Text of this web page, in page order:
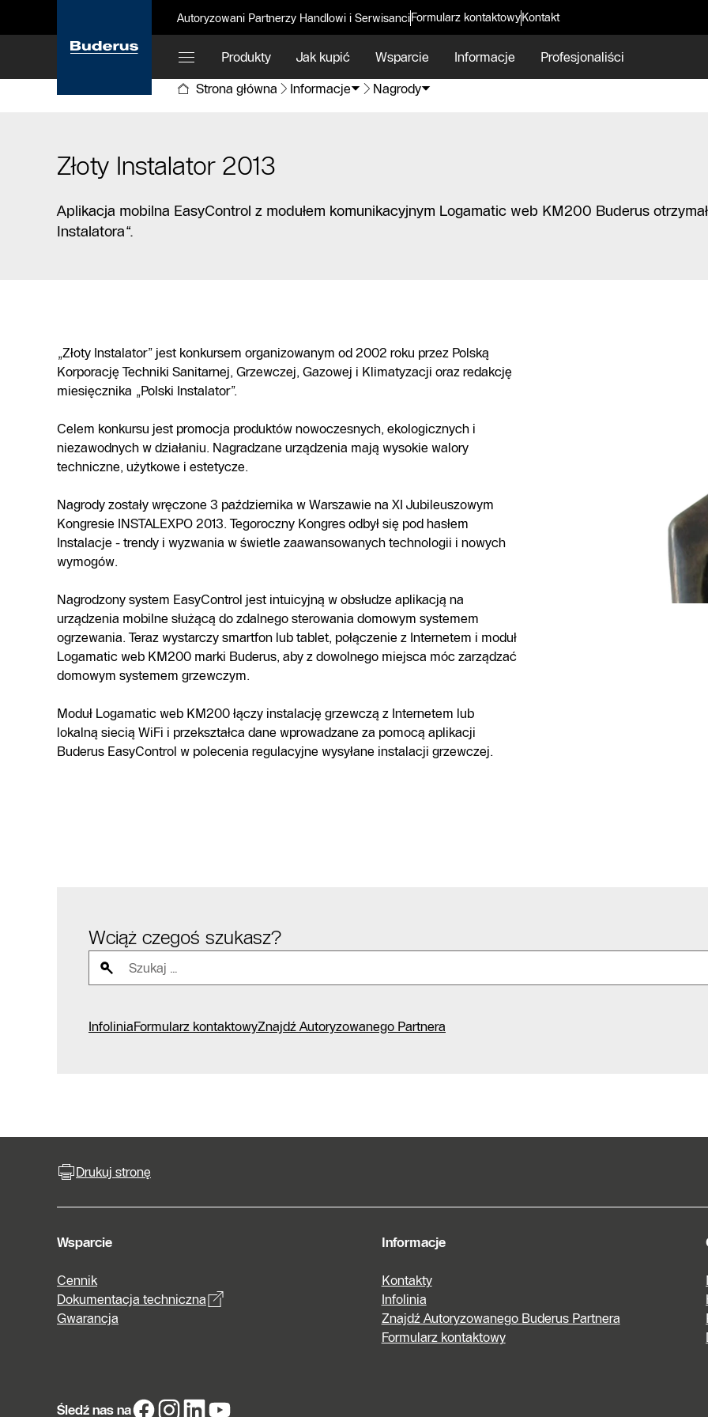
Autoryzowani Partnerzy Handlowi i SerwisanciFormularz kontaktowyKontakt
Produkty Jak kupić Wsparcie Informacje Profesjonaliści
Strona główna
Informacje Nagrody
Złoty Instalator 2013
Aplikacja mobilna EasyControl z modułem komunikacyjnym Logamatic web KM200 Buderus
Instalatora“.
„Złoty Instalator” jest konkursem organizowanym od 2002 roku przez Polską
Korporację Techniki Sanitarnej, Grzewczej, Gazowej i Klimatyzacji oraz redakcję
miesięcznika „Polski Instalator”.
Celem konkursu jest promocja produktów nowoczesnych, ekologicznych i
niezawodnych w działaniu. Nagradzane urządzenia mają wysokie walory
techniczne, użytkowe i estetycze.
Nagrody zostały wręczone 3 października w Warszawie na XI Jubileuszowym
Kongresie INSTALEXPO 2013. Tegoroczny Kongres odbył się pod hasłem
Instalacje - trendy i wyzwania w świetle zaawansowanych technologii i nowych
wymogów.
Nagrodzony system EasyControl jest intuicyjną w obsłudze aplikacją na
urządzenia mobilne służącą do zdalnego sterowania domowym systemem
ogrzewania. Teraz wystarczy smartfon lub tablet, połączenie z Internetem i moduł
Logamatic web KM200 marki Buderus, aby z dowolnego miejsca móc zarządzać
domowym systemem grzewczym.
Moduł Logamatic web KM200 łączy instalację grzewczą z Internetem lub
lokalną siecią WiFi i przekształca dane wprowadzane za pomocą aplikacji
Buderus EasyControl w polecenia regulacyjne wysyłane instalacji grzewczej.
Wciąż czegoś szukasz?
InfoliniaFormularz kontaktowyZnajdź Autoryzowanego Partnera
kontaktowy
Drukuj stronę
Wsparcie
Cennik
Dokumentacja techniczna
Gwarancja
Informacje
Kontakty
Infolinia
Znajdź Autoryzowanego Buderus Partnera
Formularz kontaktowy
Śledź nas na